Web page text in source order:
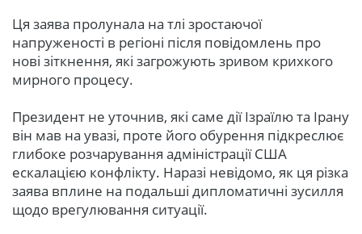
Ця заява пролунала на тлі зростаючої
напруженості в регіоні після повідомлень про
нові зіткнення, які загрожують зривом крихкого
мирного процесу.
Президент не уточнив, які саме дії Ізраїлю та Ірану
він мав на увазі, проте його обурення підкреслює
глибоке розчарування адміністрації США
ескалацією конфлікту. Наразі невідомо, як ця різка
заява вплине на подальші дипломатичні зусилля
щодо врегулювання ситуації.